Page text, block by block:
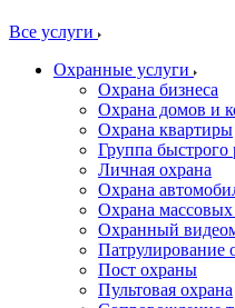
Все услуги
Охранные услуги
Охрана бизнеса
Охрана домов и
Охрана квартиры
Группа быстрого
Личная охрана
Охрана
Охрана
Охранный
Патрулирование
Пост охраны
Пультовая охрана